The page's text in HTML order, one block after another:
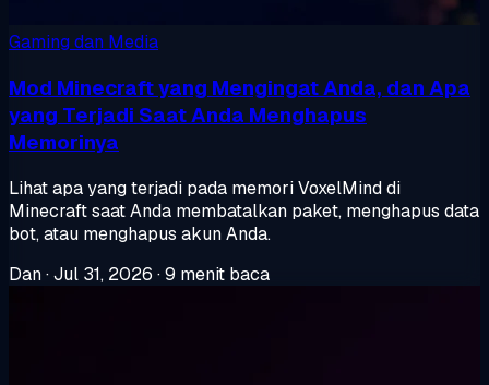
Gaming dan Media
Mod Minecraft yang Mengingat Anda, dan Apa
yang Terjadi Saat Anda Menghapus
Memorinya
Lihat apa yang terjadi pada memori VoxelMind di
Minecraft saat Anda membatalkan paket, menghapus data
bot, atau menghapus akun Anda.
Dan·Jul 31, 2026 ·9 menit baca